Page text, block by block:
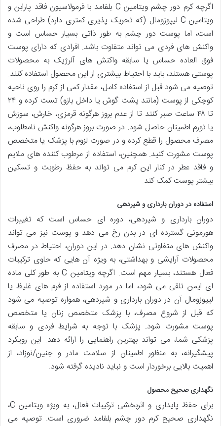
اگرچه کرم دور چشم ویتامین C بلفامد با فرمولاسیون فاقد پارابن و
ویتامین C لیپوزومال (که تحریک پذیری کمتری دارد) طراحی شده
است، اما پوست دور چشم به طور ذاتی بسیار حساس است و
واکنش های فردی می تواند متفاوت باشد. افرادی که دارای پوست
فوق العاده حساس یا سابقه واکنش های آلرژیک به محصولات
پوستی هستند، باید با احتیاط بیشتری از این محصول استفاده کنند.
توصیه می شود قبل از استفاده کامل، مقدار کمی از کرم را روی ناحیه
کوچکی از پوست (مانند پشت گوش یا داخل بازو) تست کرده و ۲۴
تا ۴۸ ساعت صبر کنند تا از عدم بروز هرگونه قرمزی، خارش، سوزش
یا تورم اطمینان حاصل شود. در صورت بروز هرگونه واکنش نامطلوب،
مصرف محصول را قطع کرده و در صورت لزوم با پزشک یا متخصص
پوست مشورت کنید. همچنین، استفاده از مرطوب کننده های ملایم
و فاقد عطر در کنار این کرم می تواند به حفظ رطوبت و تسکین
بیشتر پوست کمک کند.
استفاده در دوران بارداری و شیردهی
دوران بارداری و شیردهی، دوره ای حساس است که تغییرات
هورمونی گسترده ای در بدن رخ می دهد و پوست نیز می تواند
واکنش های متفاوتی نشان دهد. در این دوران، احتیاط در مصرف
محصولات آرایشی و بهداشتی، به ویژه آن هایی که حاوی ترکیبات
فعال هستند، بسیار مهم است. اگرچه ویتامین C به طور کلی ماده
ای ایمن تلقی می شود، اما در مورد استفاده از فرم های غلیظ یا
لیپوزومال آن در دوران بارداری و شیردهی، همواره توصیه می شود
که قبل از شروع مصرف، با پزشک متخصص زنان یا متخصص
پوست مشورت شود. پزشک با توجه به شرایط فردی و سابقه
پزشکی شما، می تواند بهترین راهنمایی را ارائه دهد. این رویکرد
پیشگیرانه، به منظور اطمینان از سلامت مادر و جنین/نوزاد، از
اهمیت بالایی برخوردار است و نباید نادیده گرفته شود.
نگهداری صحیح محصول
برای حفظ پایداری و اثربخشی ترکیبات فعال، به ویژه ویتامین C،
نگهداری صحیح کرم دور چشم بلفامد ضروری است. توصیه می